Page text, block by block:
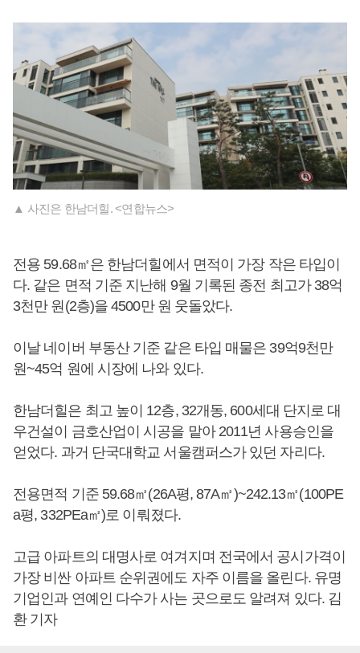
▲ 사진은 한남더힐. <연합뉴스>
전용 59.68㎡은 한남더힐에서 면적이 가장 작은 타입이
다. 같은 면적 기준 지난해 9월 기록된 종전 최고가 38억
3천만 원(2층)을 4500만 원 웃돌았다.
이날 네이버 부동산 기준 같은 타입 매물은 39억9천만
원~45억 원에 시장에 나와 있다.
한남더힐은 최고 높이 12층, 32개동, 600세대 단지로 대
우건설이 금호산업이 시공을 맡아 2011년 사용승인을
얻었다. 과거 단국대학교 서울캠퍼스가 있던 자리다.
전용면적 기준 59.68㎡(26A평, 87A㎡)~242.13㎡(100PE
a평, 332PEa㎡)로 이뤄졌다.
고급 아파트의 대명사로 여겨지며 전국에서 공시가격이
가장 비싼 아파트 순위권에도 자주 이름을 올린다. 유명
기업인과 연예인 다수가 사는 곳으로도 알려져 있다. 김
환 기자